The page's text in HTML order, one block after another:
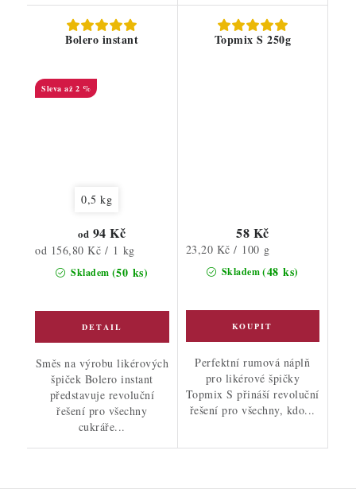
Bolero instant
až 2 %
0,5 kg
Skladem (50 ks)
od 94 Kč
Měrná
cena:
od 156,80 Kč / 1 kg
Směs na výrobu likérových
špiček Bolero instant
představuje revoluční
řešení pro všechny
cukráře...
Topmix S 250g
Skladem(48 ks)
58 Kč
Měrná
cena:
23,20 Kč / 100 g
Perfektní rumová náplň
pro likérové špičky
Topmix S přináší revoluční
řešení pro všechny, kdo...